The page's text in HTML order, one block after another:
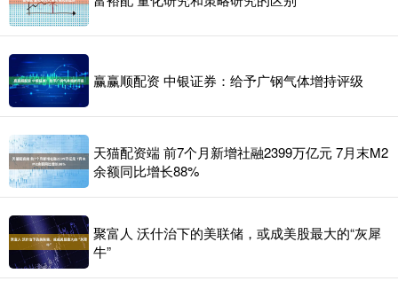
赢赢顺配资 中银证券：给予广钢气体增持评级
天猫配资端 前7个月新增社融2399万亿元 7月末M2
余额同比增长88%
聚富人 沃什治下的美联储，或成美股最大的“灰犀
牛”